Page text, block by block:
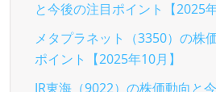
と今後の注目ポイント【2025年
メタプラネット（3350）の株
ポイント【2025年10月】
JR東海（9022）の株価動向と